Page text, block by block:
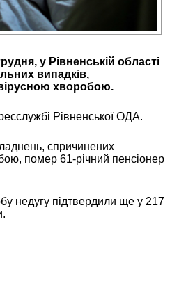
у Рівненській області
випадків,
хворобою.
Рівненської ОДА.
спричинених
помер 61-річний пенсіонер
недугу підтвердили ще у 217